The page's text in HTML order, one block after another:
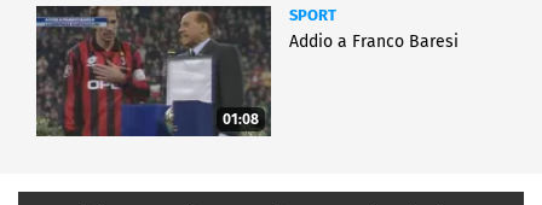
01:08
SPORT
Addio a Franco Baresi